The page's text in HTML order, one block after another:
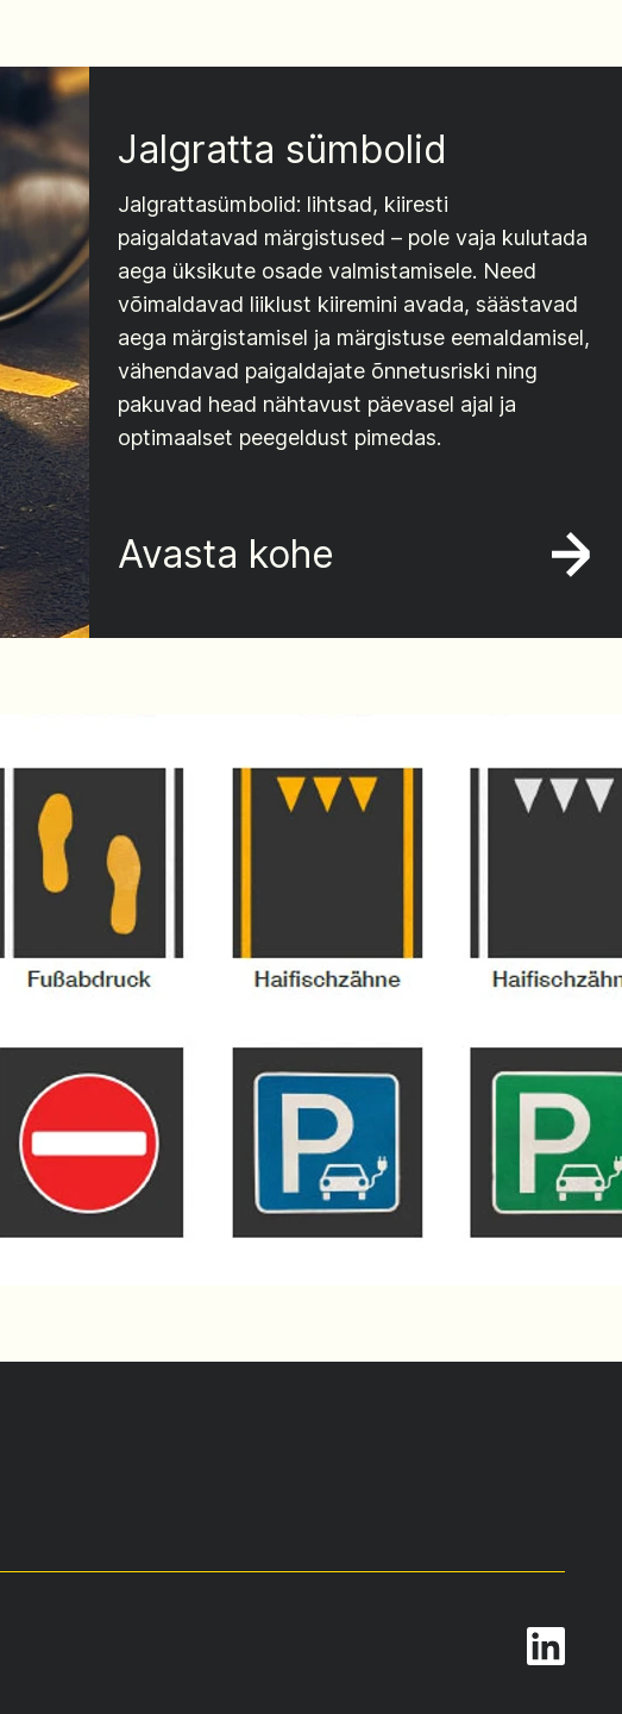
Jalgratta sümbolid
Jalgrattasümbolid: lihtsad, kiiresti
paigaldatavad märgistused – pole vaja kulutada
aega üksikute osade valmistamisele. Need
võimaldavad liiklust kiiremini avada, säästavad
aega märgistamisel ja märgistuse eemaldamisel,
vähendavad paigaldajate õnnetusriski ning
pakuvad head nähtavust päevasel ajal ja
optimaalset peegeldust pimedas.
Avasta kohe